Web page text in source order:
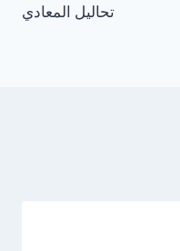
تحاليل المعادي